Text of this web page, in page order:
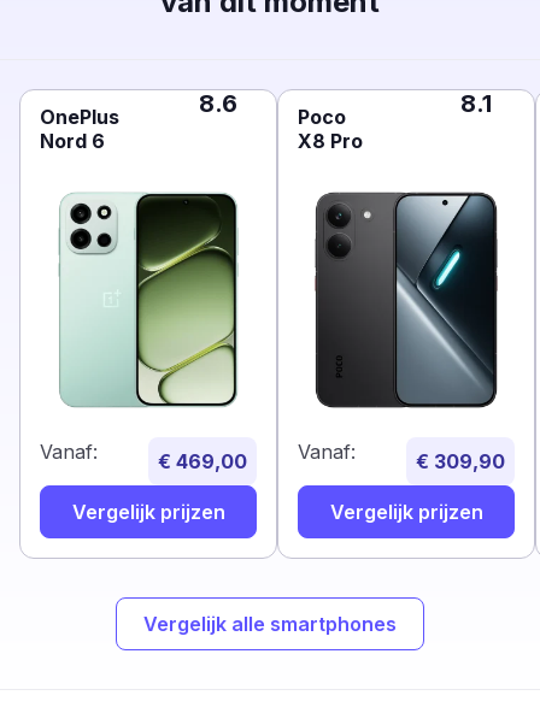
OnePlus
Nord 6
8.6
Vanaf: € 469,00
Vergelijk prijzen
Poco
X8 Pro
8.1
Vanaf: € 309,90
Vergelijk prijzen
Vergelijk alle smartphones